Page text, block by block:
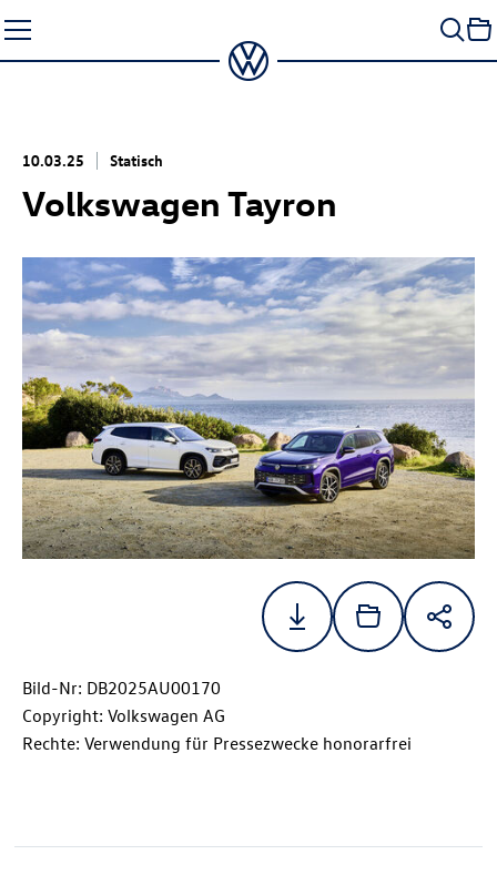
Seiteninhalt
springen
10.03.25 Statisch
Volkswagen Tayron
Bild-Nr: DB2025AU00170
Copyright: Volkswagen AG
Rechte: Verwendung für Pressezwecke honorarfrei